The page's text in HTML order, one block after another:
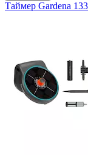
Таймер Gardena